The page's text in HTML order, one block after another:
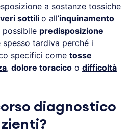
a sostanze tossiche
sottilio all’inquinamento
possibile predisposizione
spesso tardiva perché i
specifici come tosse
, dolore toracico o difficoltà
diagnostico